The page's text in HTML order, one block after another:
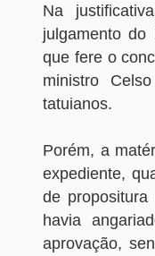
Na
julgamento do
que fere o
ministro
tatuianos.
Porém, a
expediente,
de
havia
aprovação,